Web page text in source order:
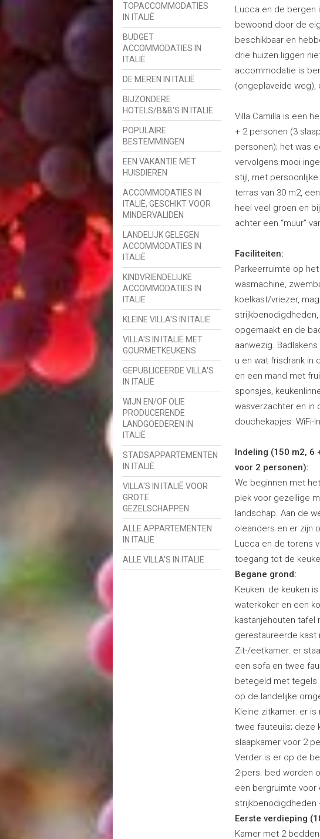
TOPACCOMMODATIES
IN ITALIË
BUDGET
ACCOMMODATIES IN
ITALIË
DE MEREN IN ITALIË
BIJZONDERE
HOTELS/B&B'S IN ITALIË
POPULAIRE
BESTEMMINGEN
EEN VAKANTIE MET
HUISDIEREN
ACCOMMODATIES IN
ITALIË, GESCHIKT VOOR
MINDERVALIDEN
LANDELIJK GELEGEN
ACCOMMODATIES IN
ITALIË
KINDVRIENDELIJKE
ACCOMMODATIES IN
ITALIË
KLEINE VILLA'S IN ITALIË
VILLA'S IN ITALIË MET
GOURMETKEUKENS
GEPUBLICEERDE VILLA'S
IN ITALIË
WIJN EN/OF OLIE
PRODUCERENDE
LANDGOEDEREN IN
ITALIË
STADSAPPARTEMENTEN
IN ITALIË
VILLA'S IN ITALIË VOOR
GROTE
GEZELSCHAPPEN
ALLE APPARTEMENTEN
IN ITALIË
ALLE VILLA'S IN ITALIË
Lucca en de bergen
bewoond door de
beschikbaar en
drie huizen liggen
accommodatie is
(ongeplaveide
Villa Camilla is een
+ 2 personen (3
personen); het was
vervolgens mooi
stijl, met
terras van 30 m2,
heel veel groen en
achter een “muur”
Faciliteiten:
Parkeerruimte op
wasmachine,
koelkast/vriezer,
opgemaakt en de
aanwezig.
u en wat frisdrank in
en een mand met
sponsjes,
wasverzachter en in
douchekapjes. WiFi-
Indeling (150 m2, 6
voor 2 personen):
We beginnen met
plek voor gezellige
landschap. Aan de
oleanders en er zijn
Lucca en de torens
toegang tot de
Begane grond:
Keuken: de keuken
waterkoker en een
kastanjehouten tafel
gerestaureerde kast
Zit-/eetkamer: er
een sofa en twee
betegeld met tegels
op de landelijke
Kleine zitkamer: er
twee fauteuils; deze
slaapkamer voor 2
Verder is er op de
2-pers. bed worden
een bergruimte voor
strijkbenodigdheden
Eerste verdieping
Kamer met 2